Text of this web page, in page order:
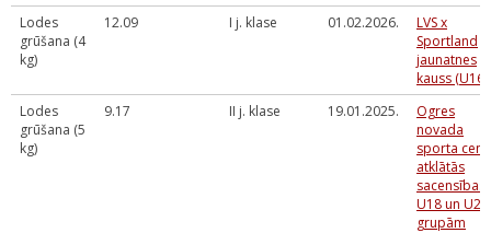
Lodes
grūšana (4
kg)
12.09 I j. klase 01.02.2026.
LVS x
Sportland
jaunatnes
kauss (U16)
Lodes
grūšana (5
kg)
9.17 II j. klase 19.01.2025.
Ogres
novada
sporta
atklātās
sacensības
U18 un U20
grupām